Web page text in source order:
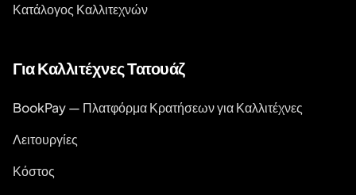
Κατάλογος Καλλιτεχνών
Για Καλλιτέχνες Τατουάζ
BookPay — Πλατφόρμα Κρατήσεων για Καλλιτέχνες
Λειτουργίες
Κόστος